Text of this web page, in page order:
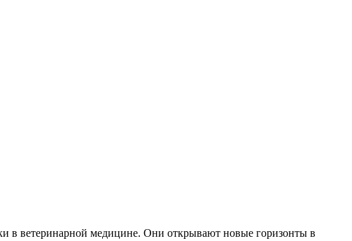
в ветеринарной медицине. Они открывают новые горизонты в